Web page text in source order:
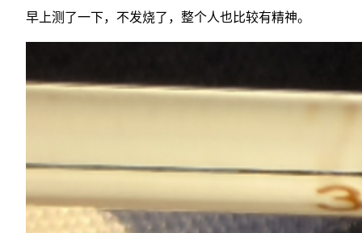
早上测了一下，不发烧了，整个人也比较有精神。